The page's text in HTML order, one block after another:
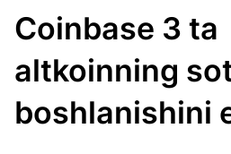
Coinbase 3 ta
altkoinning
boshlanishini